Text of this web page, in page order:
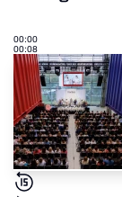
00:00
00:08